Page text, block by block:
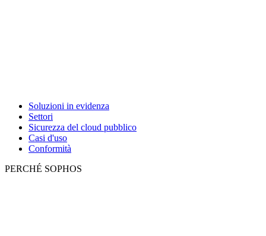
Soluzioni in evidenza
Settori
Sicurezza del cloud pubblico
Casi d'uso
Conformità
PERCHÉ SOPHOS